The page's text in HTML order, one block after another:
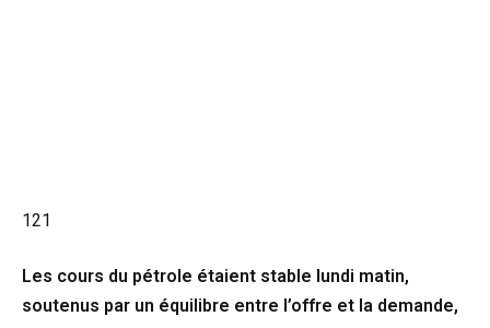
121
Les cours du pétrole étaient stable lundi matin,
soutenus par un équilibre entre l’offre et la demande,